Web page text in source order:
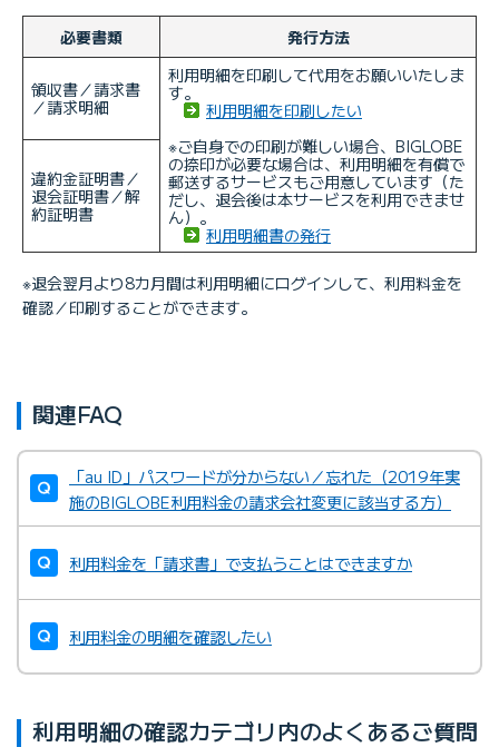
必要書類 発行方法
領収書／請求書
／請求明細
利用明細を印刷して代用をお願いいたしま
す。
利用明細を印刷したい
※ご自身での印刷が難しい場合、BIGLOBE
の捺印が必要な場合は、利用明細を有償で
郵送するサービスもご用意しています（た
だし、退会後は本サービスを利用できませ
ん）。
利用明細書の発行
違約金証明書／
退会証明書／解
約証明書
※退会翌月より8カ月間は利用明細にログインして、利用料金を
確認／印刷することができます。
関連FAQ
「au ID」パスワードが分からない／忘れた（2019年実
施のBIGLOBE利用料金の請求会社変更に該当する方）
利用料金を「請求書」で支払うことはできますか
利用料金の明細を確認したい
利用明細の確認カテゴリ内のよくあるご質問